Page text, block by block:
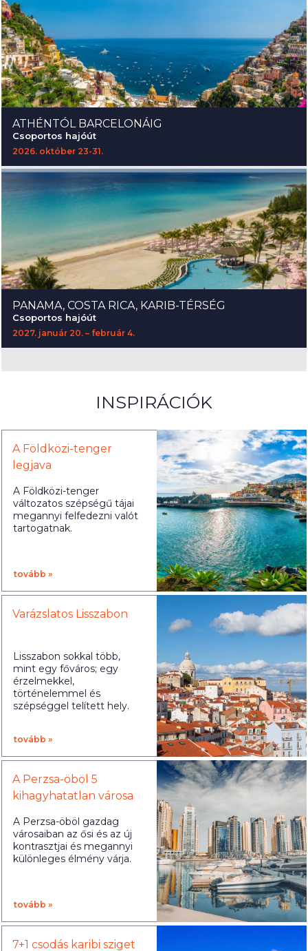
ATHÉNTÓL BARCELONÁIG
Csoportos hajóút
2026. október 23-31.
PANAMA, COSTA RICA, KARIB-TÉRSÉG
Csoportos hajóút
2027. január 20. – február 4.
INSPIRÁCIÓK
A Földközi-tenger
legjava
A Földközi-tenger
változatos szépségű tájai
megannyi felfedezni valót
tartogatnak.
tovább »
Varázslatos Lisszabon
Lisszabon sokkal több,
mint egy főváros; egy
érzelmekkel,
történelemmel és
szépséggel telített hely.
tovább »
A Perzsa-öböl 5
kihagyhatatlan városa
A Perzsa-öböl gazdag
városaiban az ősi és az új
kontrasztjai és megannyi
különleges élmény várja.
tovább »
7+1 csodás karibi sziget